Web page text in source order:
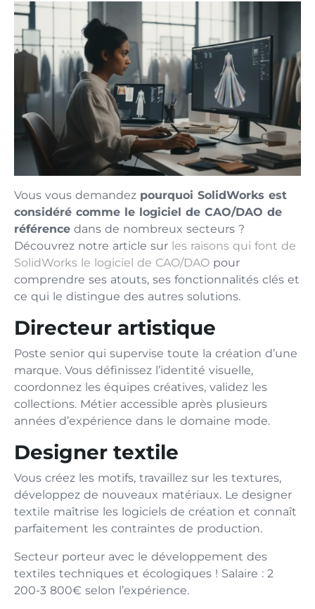
Vous vous demandez pourquoi SolidWorks est
considéré comme le logiciel de CAO/DAO de
référence dans de nombreux secteurs ?
Découvrez notre article sur les raisons qui font de
SolidWorks le logiciel de CAO/DAO pour
comprendre ses atouts, ses fonctionnalités clés et
ce qui le distingue des autres solutions.
Directeur artistique
Poste senior qui supervise toute la création d’une
marque. Vous définissez l’identité visuelle,
coordonnez les équipes créatives, validez les
collections. Métier accessible après plusieurs
années d’expérience dans le domaine mode.
Designer textile
Vous créez les motifs, travaillez sur les textures,
développez de nouveaux matériaux. Le designer
textile maîtrise les logiciels de création et connaît
parfaitement les contraintes de production.
Secteur porteur avec le développement des
textiles techniques et écologiques ! Salaire : 2
200-3 800€ selon l’expérience.